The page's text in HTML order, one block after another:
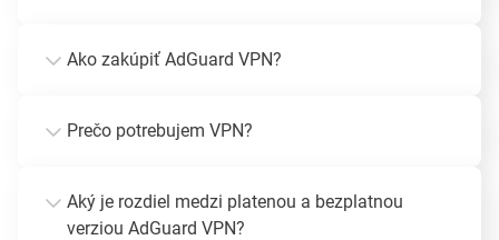
Ako zakúpiť AdGuard VPN?
Prečo potrebujem VPN?
Aký je rozdiel medzi platenou a bezplatnou
verziou AdGuard VPN?